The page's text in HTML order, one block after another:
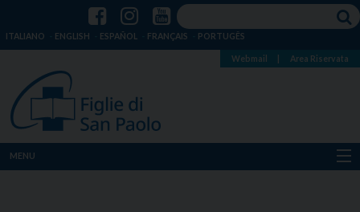
ITALIANO ENGLISH ESPAÑOL FRANÇAIS PORTUGÊS
Webmail Area Riservata
MENU